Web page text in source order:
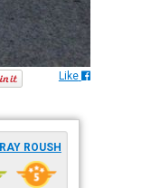
Like
RAY ROUSH